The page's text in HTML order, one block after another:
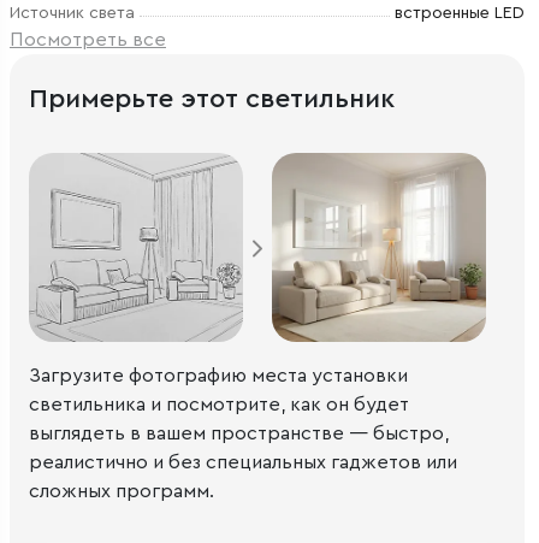
Источник света
встроенные LED
Посмотреть все
Примерьте этот светильник
Загрузите фотографию места установки
светильника и посмотрите, как он будет
выглядеть в вашем пространстве — быстро,
реалистично и без специальных гаджетов или
сложных программ.